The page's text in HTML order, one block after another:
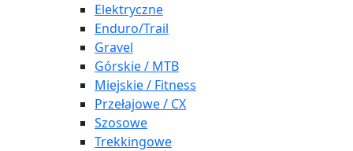
Elektryczne
Enduro/Trail
Gravel
Górskie / MTB
Miejskie / Fitness
Przełajowe / CX
Szosowe
Trekkingowe